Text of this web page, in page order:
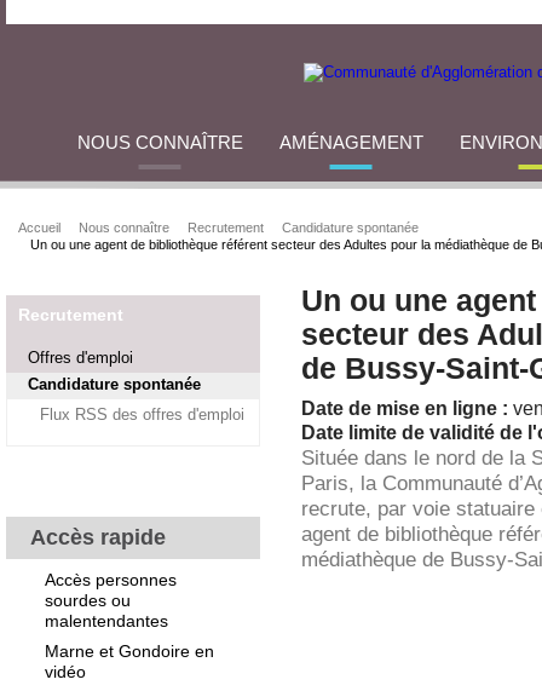
NOUS CONNAÎTRE AMÉNAGEMENT
Accueil Nous connaître Recrutement
Candidature spontanée
Un ou une agent de bibliothèque référent secteur des Adultes pour la médiathèque de
Recrutement
Offres d'emploi
Candidature spontanée
Flux RSS des offres d'emploi
Accès rapide
Accès personnes
sourdes ou
malentendantes
Marne et Gondoire en
vidéo
Un ou une
secteur des
de Bussy-Saint-
Date de mise en ligne :
Date limite de validité de
Située dans le nord de la
Paris, la Communauté
recrute, par voie
agent de bibliothèque
médiathèque de Bussy-